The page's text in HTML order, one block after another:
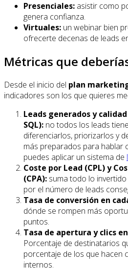
Presenciales: asistir como
genera confianza.
Virtuales: un webinar bien
ofrecerte decenas de leads
Métricas que
Desde el inicio del plan
indicadores son los que quieres
Leads generados y
SQL): no todos los leads
diferenciarlos, priorizarlos y
más preparados para hablar
puedes aplicar un sistema de
Coste por Lead (CPL) y
(CPA): suma todo lo
por el número de leads
Tasa de conversión en
dónde se rompen más
puntos.
Tasa de apertura y clics
Porcentaje de destinatarios
porcentaje de los que hacen
internos.